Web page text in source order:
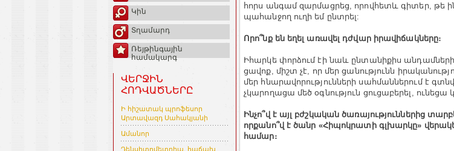
Կին
Տղամարդ
Ռեյթինգային
համակարգ
ՎԵՐՋԻՆ
ՀՈԴՎԱԾՆԵՐԸ
Ի հիշատակ պրոֆեսոր
Արտավազդ Սահակյանի
Ամանոր
Դենսիտոմետրիա. հաճախ
հորս անգամ զարմացրեց, որովհետև գիտեր, թե
պահանջող ուղի եմ ընտրել:
Որո՞նք են եղել առավել դժվար իրավիճակները։
Իհարկե փորձում էի նաև ընտանիքիս
ցավոք, միշտ չէ, որ մեր ցանությունն
մեր հնարավորությունների սահմաններում է
չկարողացա մեծ օգնություն ցուցաբերել, ունեցա
Ինչո՞վ է այլ բժշկական ծառայություններից
որքանո՞վ է ծանր «Հիպոկրատի գլխարկը»
համար։